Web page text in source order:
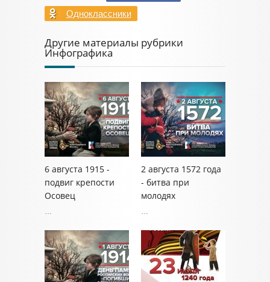
Одноклассники
Другие материалы рубрики
Инфографика
6 августа 1915 -
подвиг крепости
Осовец
…
2 августа 1572 года
- битва при
молодях
…